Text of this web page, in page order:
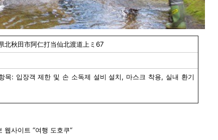
北秋田市阿仁打当仙北渡道上ミ67
목: 입장객 제한 및 손 소독제 설비 설치, 마스크 착용, 실내 환기
웹사이트 “여행 도호쿠“